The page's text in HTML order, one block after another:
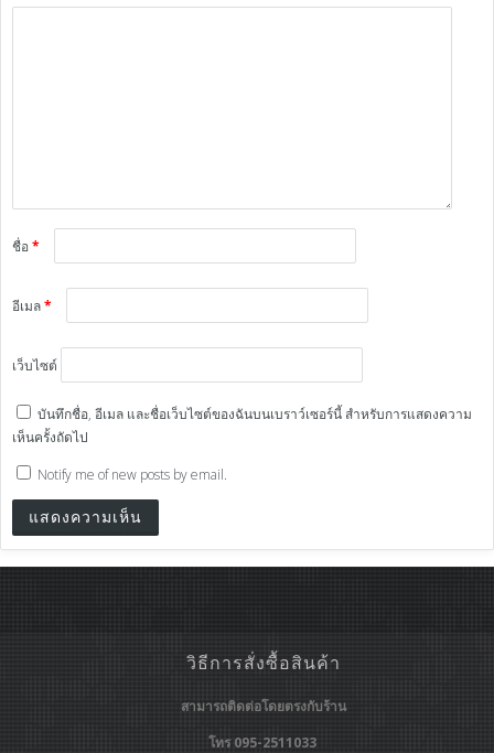
ชื่อ*
อีเมล*
เว็บไซต์
บันทึกชื่อ, อีเมล และชื่อเว็บไซต์ของฉันบนเบราว์เซอร์นี้ สำหรับการแสดงความ
เห็นครั้งถัดไป
Notify me of new posts by email.
วิธีการสั่งซื้อสินค้า
สามารถติดต่อโดยตรงกับร้าน
โทร 095-2511033